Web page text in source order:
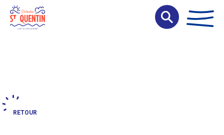
RETOUR
Panneau de gestion des cookies